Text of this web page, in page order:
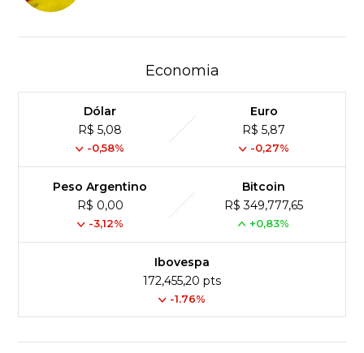
Economia
Dólar
R$ 5,08
-0,58%
Euro
R$ 5,87
-0,27%
Peso Argentino
R$ 0,00
-3,12%
Bitcoin
R$ 349,777,65
+0,83%
Ibovespa
172,455,20 pts
-1.76%